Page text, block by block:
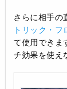
さらに相手の
トリック・
て使用できま
チ効果を使え